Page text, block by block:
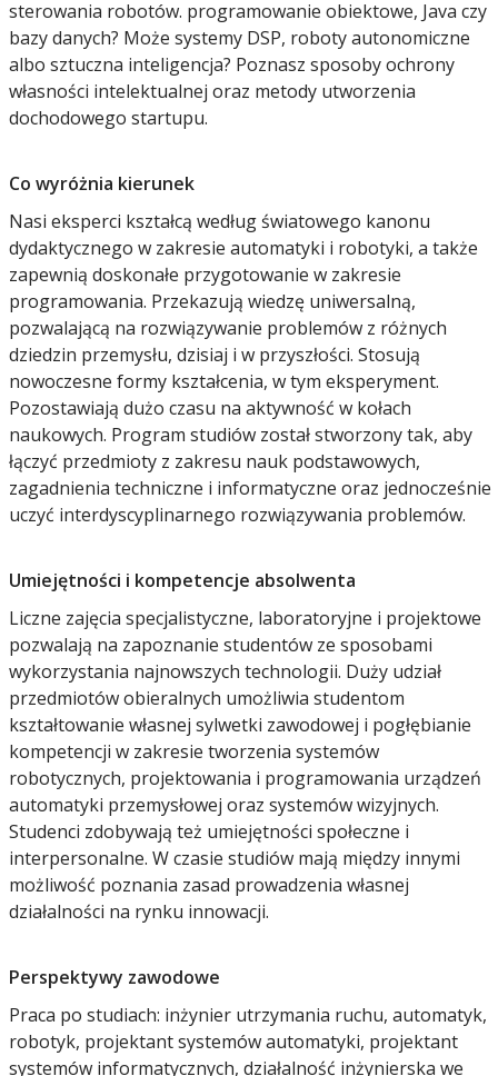
sterowania robotów. programowanie obiektowe, Java czy
bazy danych? Może systemy DSP, roboty autonomiczne
albo sztuczna inteligencja? Poznasz sposoby ochrony
własności intelektualnej oraz metody utworzenia
dochodowego startupu.
Co wyróżnia kierunek
Nasi eksperci kształcą według światowego kanonu
dydaktycznego w zakresie automatyki i robotyki, a także
zapewnią doskonałe przygotowanie w zakresie
programowania. Przekazują wiedzę uniwersalną,
pozwalającą na rozwiązywanie problemów z różnych
dziedzin przemysłu, dzisiaj i w przyszłości. Stosują
nowoczesne formy kształcenia, w tym eksperyment.
Pozostawiają dużo czasu na aktywność w kołach
naukowych. Program studiów został stworzony tak, aby
łączyć przedmioty z zakresu nauk podstawowych,
zagadnienia techniczne i informatyczne oraz jednocześnie
uczyć interdyscyplinarnego rozwiązywania problemów.
Umiejętności i kompetencje absolwenta
Liczne zajęcia specjalistyczne, laboratoryjne i projektowe
pozwalają na zapoznanie studentów ze sposobami
wykorzystania najnowszych technologii. Duży udział
przedmiotów obieralnych umożliwia studentom
kształtowanie własnej sylwetki zawodowej i pogłębianie
kompetencji w zakresie tworzenia systemów
robotycznych, projektowania i programowania urządzeń
automatyki przemysłowej oraz systemów wizyjnych.
Studenci zdobywają też umiejętności społeczne i
interpersonalne. W czasie studiów mają między innymi
możliwość poznania zasad prowadzenia własnej
działalności na rynku innowacji.
Perspektywy zawodowe
Praca po studiach: inżynier utrzymania ruchu, automatyk,
robotyk, projektant systemów automatyki, projektant
systemów informatycznych, działalność inżynierska we